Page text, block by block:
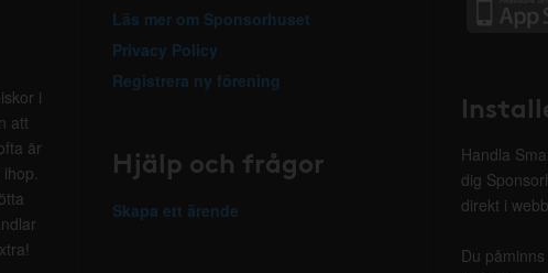
i
att
är
Läs mer om Sponsorhuset
Privacy Policy
Registrera ny förening
Hjälp och frågor
Skapa ett ärende
Handla
dig
direkt i
Du